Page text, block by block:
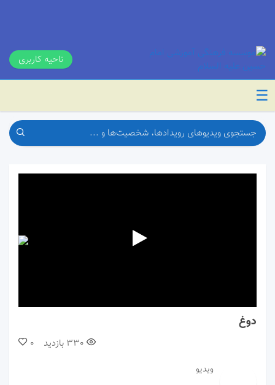
ناحیه کاربری
☰
دوغ
0 330 بازدید
ویدیو